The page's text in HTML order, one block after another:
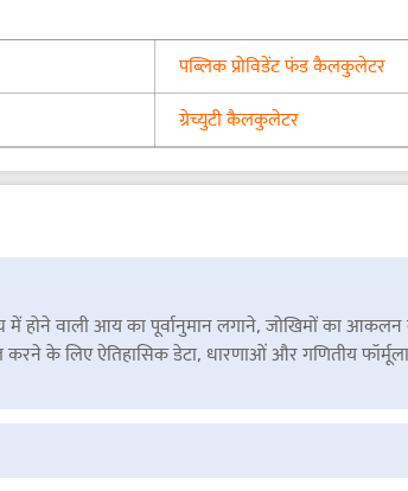
पब्लिक प्रोविडेंट फंड कैलकुलेटर
ग्रेच्युटी कैलकुलेटर
में होने वाली आय का पूर्वानुमान लगाने, जोखिमों का
के लिए ऐतिहासिक डेटा, धारणाओं और गणितीय